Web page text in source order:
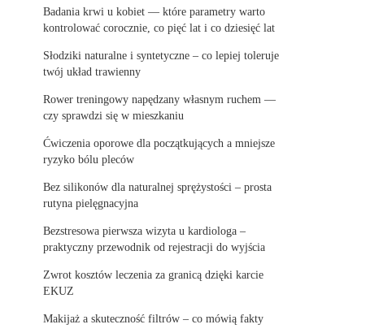
Badania krwi u kobiet — które parametry warto
kontrolować corocznie, co pięć lat i co dziesięć lat
Słodziki naturalne i syntetyczne – co lepiej toleruje
twój układ trawienny
Rower treningowy napędzany własnym ruchem —
czy sprawdzi się w mieszkaniu
Ćwiczenia oporowe dla początkujących a mniejsze
ryzyko bólu pleców
Bez silikonów dla naturalnej sprężystości – prosta
rutyna pielęgnacyjna
Bezstresowa pierwsza wizyta u kardiologa –
praktyczny przewodnik od rejestracji do wyjścia
Zwrot kosztów leczenia za granicą dzięki karcie
EKUZ
Makijaż a skuteczność filtrów – co mówią fakty